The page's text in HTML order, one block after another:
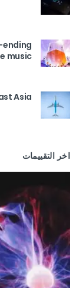
ending
music
Asia
اخر التقييمات